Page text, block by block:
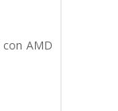
AMD